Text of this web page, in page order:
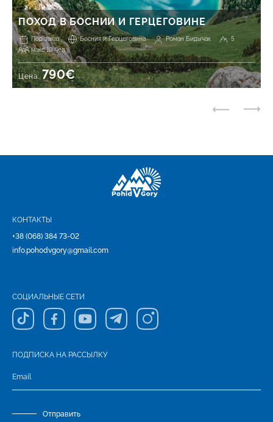
ПОХОД В БОСНИИ И ГЕРЦЕГОВИНЕ
Под заказ Босния и Герцеговина Роман Бидычак
5
макс 10 чел.
Цена:790€
КОНТАКТЫ
+38 (068) 384 73-02
info.pohodvgory@gmail.com
СОЦИАЛЬНЫЕ СЕТИ
ПОДПИСКА НА РАССЫЛКУ
Отправить